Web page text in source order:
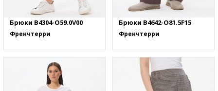
Брюки B4304-O59.0V00
Френчтерри
Брюки B4642-O81.5F15
Френчтерри